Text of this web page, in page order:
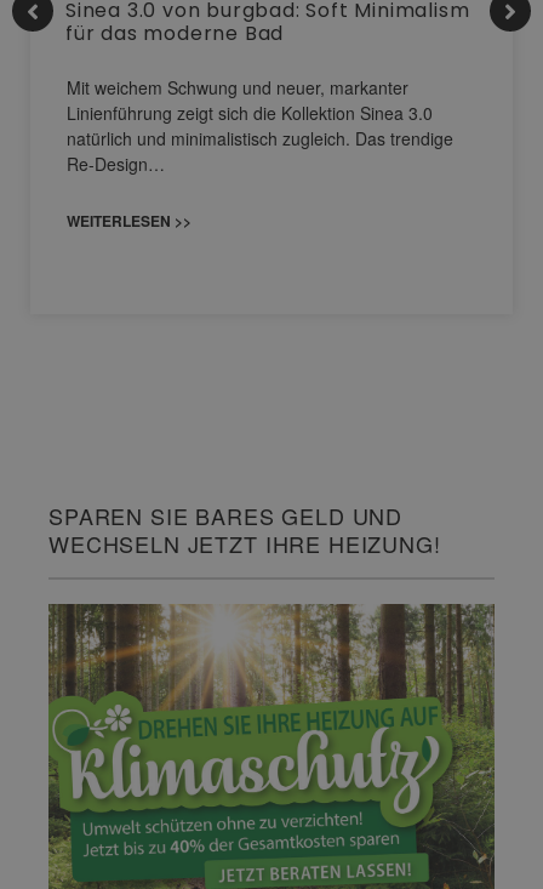
Sinea 3.0 von burgbad: Soft Minimalism
für das moderne Bad
Mit weichem Schwung und neuer, markanter
Linienführung zeigt sich die Kollektion Sinea 3.0
natürlich und minimalistisch zugleich. Das trendige
Re-Design…
WEITERLESEN >>
SPAREN SIE BARES GELD UND
WECHSELN JETZT IHRE HEIZUNG!